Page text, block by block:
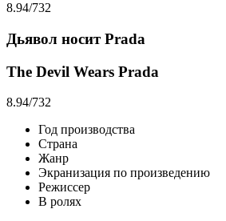
8.94/732
Дьявол носит Prada
The Devil Wears Prada
8.94/732
Год производства
Страна
Жанр
Экранизация по произведению
Режиссер
В ролях